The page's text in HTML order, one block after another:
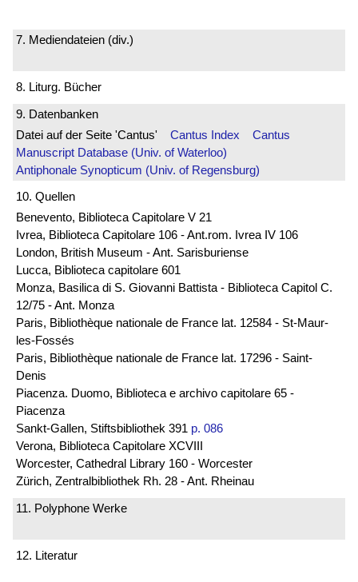
7. Mediendateien (div.)
8. Liturg. Bücher
9. Datenbanken
Datei auf der Seite 'Cantus' Cantus Index
Cantus
Manuscript Database (Univ. of Waterloo)
Antiphonale Synopticum (Univ. of Regensburg)
10. Quellen
Benevento, Biblioteca Capitolare V 21
Ivrea, Biblioteca Capitolare 106 - Ant.rom. Ivrea IV 106
London, British Museum - Ant. Sarisburiense
Lucca, Biblioteca capitolare 601
Monza, Basilica di S. Giovanni Battista - Biblioteca Capitol C.
12/75 - Ant. Monza
Paris, Bibliothèque nationale de France lat. 12584 - St-Maur-
les-Fossés
Paris, Bibliothèque nationale de France lat. 17296 - Saint-
Denis
Piacenza. Duomo, Biblioteca e archivo capitolare 65 -
Piacenza
Sankt-Gallen, Stiftsbibliothek 391 p. 086
Verona, Biblioteca Capitolare XCVIII
Worcester, Cathedral Library 160 - Worcester
Zürich, Zentralbibliothek Rh. 28 - Ant. Rheinau
11. Polyphone Werke
12. Literatur